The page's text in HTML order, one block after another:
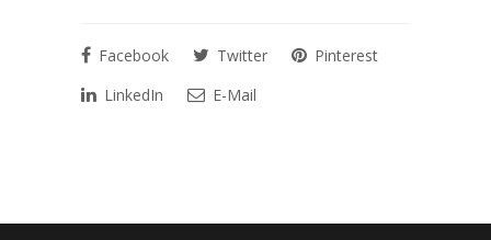
Facebook Twitter
Pinterest
LinkedIn
E-Mail